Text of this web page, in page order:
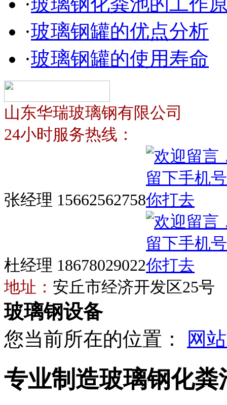
·玻璃钢罐的优点分析
·玻璃钢罐的使用寿命
山东华瑞玻璃钢有限公司
24小时服务热线：
张经理 15662562758
杜经理 18678029022
地址： 安丘市经济开发区25号
玻璃钢设备
您当前所在的位置：
网
专业制造玻璃钢化粪